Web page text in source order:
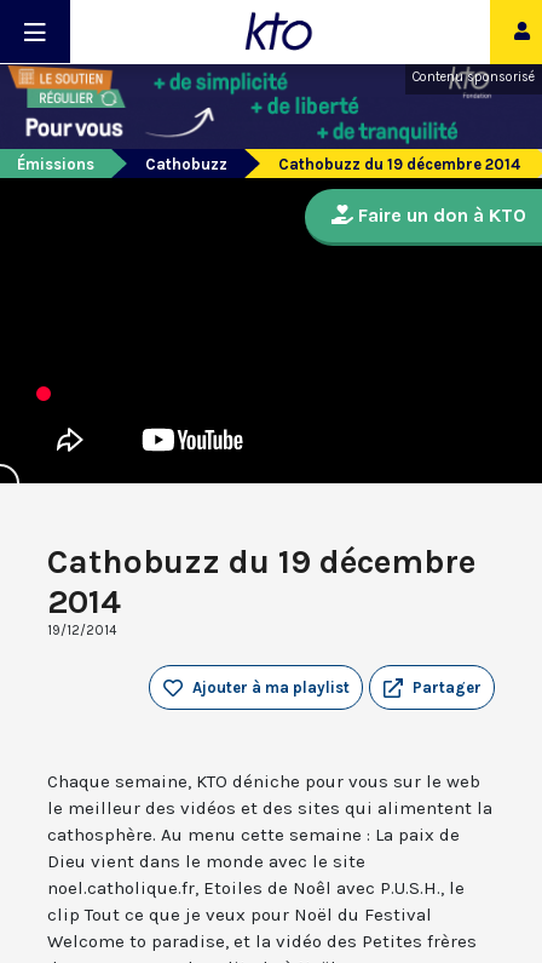
Contenu sponsorisé
Émissions Cathobuzz Cathobuzz du 19 décembre 2014
Cathobuzz du 19 décembre
2014
19/12/2014
Partager
Ajouter à ma playlist
Chaque semaine, KTO déniche pour vous sur le web
le meilleur des vidéos et des sites qui alimentent la
cathosphère. Au menu cette semaine : La paix de
Dieu vient dans le monde avec le site
noel.catholique.fr, Etoiles de Noêl avec P.U.S.H., le
clip Tout ce que je veux pour Noël du Festival
Welcome to paradise, et la vidéo des Petites frères
Faire un don à KTO